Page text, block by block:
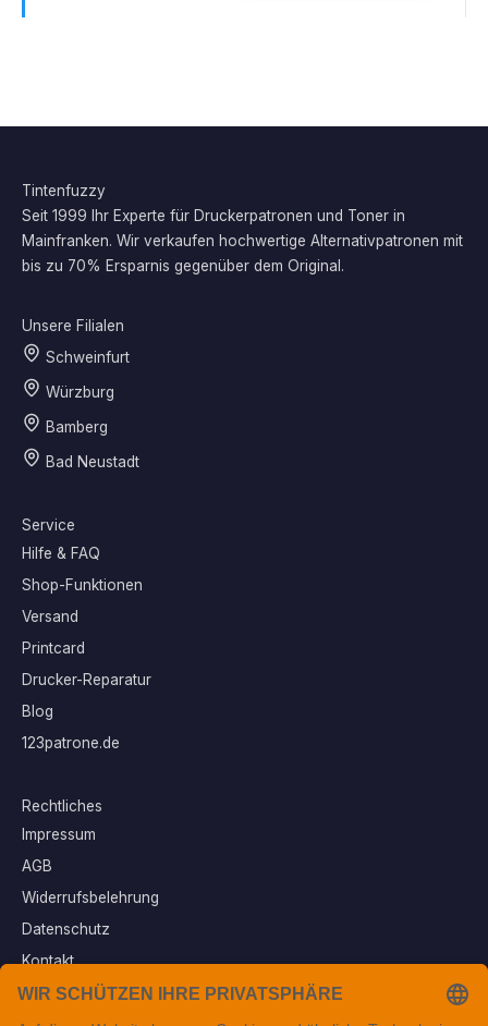
Tintenfuzzy
Seit 1999 Ihr Experte für Druckerpatronen und Toner in
Mainfranken. Wir verkaufen hochwertige Alternativpatronen mit
bis zu 70% Ersparnis gegenüber dem Original.
Unsere Filialen
Schweinfurt
Würzburg
Bamberg
Bad Neustadt
Service
Hilfe & FAQ
Shop-Funktionen
Versand
Printcard
Drucker-Reparatur
Blog
123patrone.de
Rechtliches
Impressum
AGB
Widerrufsbelehrung
Datenschutz
Kontakt
Vertrag widerrufen